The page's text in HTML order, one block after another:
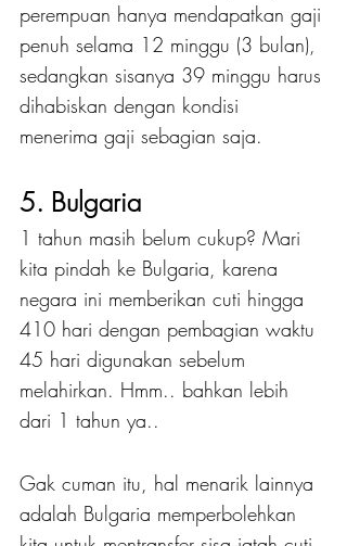
perempuan hanya mendapatkan gaji
penuh selama 12 minggu (3 bulan),
sedangkan sisanya 39 minggu harus
dihabiskan dengan kondisi
menerima gaji sebagian saja.
5. Bulgaria
1 tahun masih belum cukup? Mari
kita pindah ke Bulgaria, karena
negara ini memberikan cuti hingga
410 hari dengan pembagian waktu
45 hari digunakan sebelum
melahirkan. Hmm.. bahkan lebih
dari 1 tahun ya..
Gak cuman itu, hal menarik lainnya
adalah Bulgaria memperbolehkan